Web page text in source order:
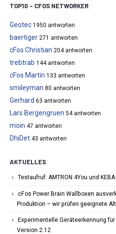
TOP10 – CFOS NETWORKER
Geotec 1950 antworten
baertiger 271 antworten
cFos Christian 204 antworten
trebtrab 144 antworten
cFos Martin 133 antworten
smileyman 80 antworten
Gerhard 63 antworten
Lars Bergengruen 54 antworten
moin 47 antworten
DhiDet 43 antworten
AKTUELLES
Testaufruf: AMTRON 4You und KEBA
cFos Power Brain Wallboxen
Produktion – wir prüfen geeignete
Experimentelle Geräteerkennung
Version 2.12